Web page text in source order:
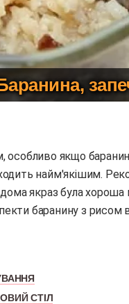
найм'якішим.
якраз була
баранину з
СТІЛ